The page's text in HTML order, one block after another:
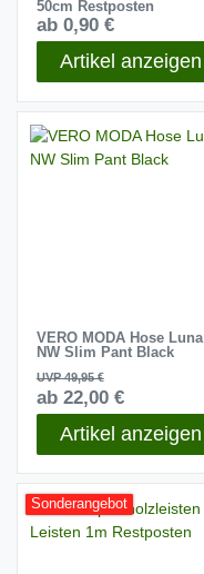
50cm Restposten
ab 0,90 €
Artikel anzeigen
VERO MODA Hose Luna
NW Slim Pant Black
UVP 49,95 €
ab 22,00 €
Artikel anzeigen
Sonderangebot